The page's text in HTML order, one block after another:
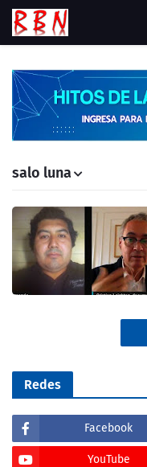
salo luna
Redes
Facebook
YouTube